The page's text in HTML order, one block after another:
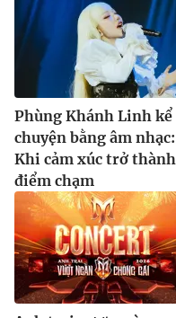
Phùng Khánh Linh kể
chuyện bằng âm nhạc:
Khi cảm xúc trở thành
điểm chạm